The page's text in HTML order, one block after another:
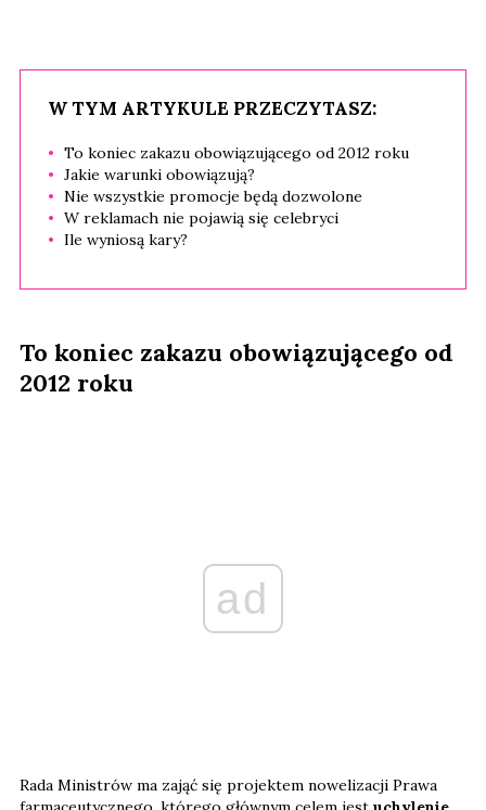
W TYM ARTYKULE PRZECZYTASZ:
To koniec zakazu obowiązującego od 2012 roku
Jakie warunki obowiązują?
Nie wszystkie promocje będą dozwolone
W reklamach nie pojawią się celebryci
Ile wyniosą kary?
To koniec zakazu obowiązującego od
2012 roku
ad
Rada Ministrów ma zająć się projektem nowelizacji Prawa